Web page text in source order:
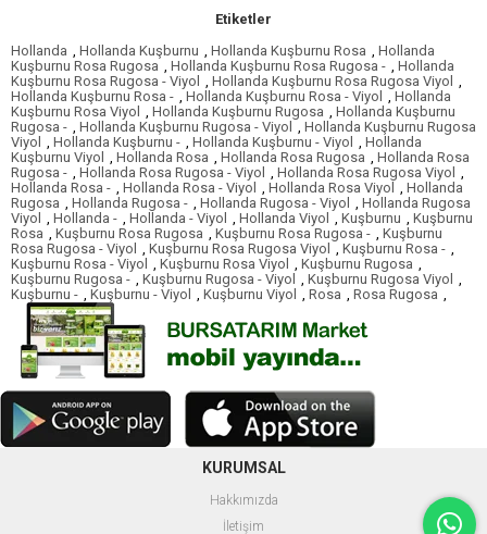
Etiketler
Hollanda , Hollanda Kuşburnu , Hollanda Kuşburnu Rosa , Hollanda
Kuşburnu Rosa Rugosa , Hollanda Kuşburnu Rosa Rugosa - , Hollanda
Kuşburnu Rosa Rugosa - Viyol , Hollanda Kuşburnu Rosa Rugosa Viyol ,
Hollanda Kuşburnu Rosa - , Hollanda Kuşburnu Rosa - Viyol , Hollanda
Kuşburnu Rosa Viyol , Hollanda Kuşburnu Rugosa , Hollanda Kuşburnu
Rugosa - , Hollanda Kuşburnu Rugosa - Viyol , Hollanda Kuşburnu Rugosa
Viyol , Hollanda Kuşburnu - , Hollanda Kuşburnu - Viyol , Hollanda
Kuşburnu Viyol , Hollanda Rosa , Hollanda Rosa Rugosa , Hollanda Rosa
Rugosa - , Hollanda Rosa Rugosa - Viyol , Hollanda Rosa Rugosa Viyol ,
Hollanda Rosa - , Hollanda Rosa - Viyol , Hollanda Rosa Viyol , Hollanda
Rugosa , Hollanda Rugosa - , Hollanda Rugosa - Viyol , Hollanda Rugosa
Viyol , Hollanda - , Hollanda - Viyol , Hollanda Viyol , Kuşburnu , Kuşburnu
Rosa , Kuşburnu Rosa Rugosa , Kuşburnu Rosa Rugosa - , Kuşburnu
Rosa Rugosa - Viyol , Kuşburnu Rosa Rugosa Viyol , Kuşburnu Rosa - ,
Kuşburnu Rosa - Viyol , Kuşburnu Rosa Viyol , Kuşburnu Rugosa ,
Kuşburnu Rugosa - , Kuşburnu Rugosa - Viyol , Kuşburnu Rugosa Viyol ,
Kuşburnu - , Kuşburnu - Viyol , Kuşburnu Viyol , Rosa , Rosa Rugosa ,
KURUMSAL
Hakkımızda
İletişim